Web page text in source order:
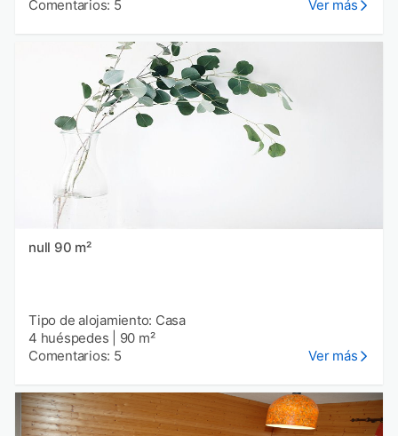
Comentarios: 5
Ver más
null 90 m²
Tipo de alojamiento: Casa
4 huéspedes
90 m²
Comentarios: 5
Ver más